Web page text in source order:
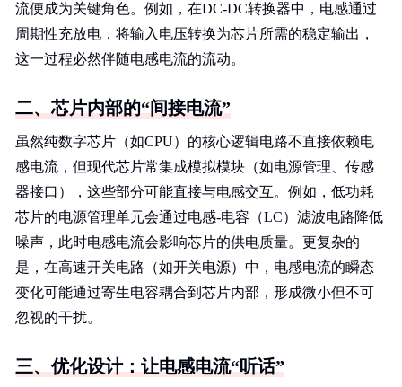
流便成为关键角色。例如，在DC-DC转换器中，电感通过
周期性充放电，将输入电压转换为芯片所需的稳定输出，
这一过程必然伴随电感电流的流动。
二、芯片内部的“间接电流”
虽然纯数字芯片（如CPU）的核心逻辑电路不直接依赖电
感电流，但现代芯片常集成模拟模块（如电源管理、传感
器接口），这些部分可能直接与电感交互。例如，低功耗
芯片的电源管理单元会通过电感-电容（LC）滤波电路降低
噪声，此时电感电流会影响芯片的供电质量。更复杂的
是，在高速开关电路（如开关电源）中，电感电流的瞬态
变化可能通过寄生电容耦合到芯片内部，形成微小但不可
忽视的干扰。
三、优化设计：让电感电流“听话”